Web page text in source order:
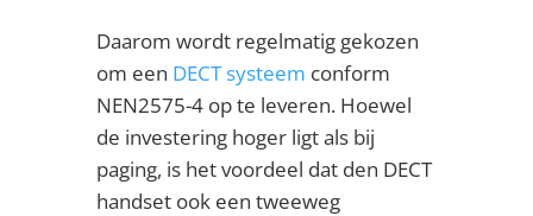
Daarom wordt regelmatig gekozen
om een DECT systeem conform
NEN2575-4 op te leveren. Hoewel
de investering hoger ligt als bij
paging, is het voordeel dat den DECT
handset ook een tweeweg